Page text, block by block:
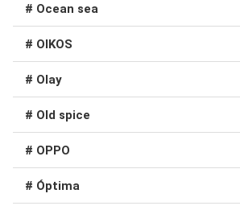
# Ocean sea
# OIKOS
# Olay
# Old spice
# OPPO
# Óptima